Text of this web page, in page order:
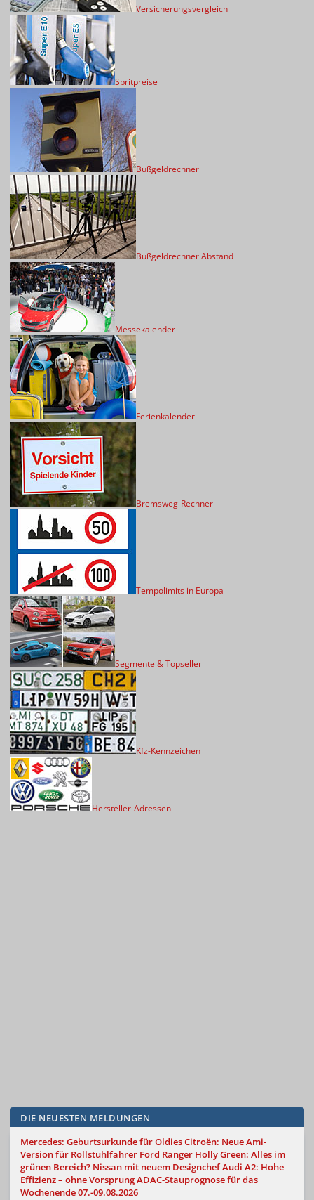
Versicherungsvergleich
Spritpreise
Bußgeldrechner
Bußgeldrechner Abstand
Messekalender
Ferienkalender
Bremsweg-Rechner
Tempolimits in Europa
Segmente & Topseller
Kfz-Kennzeichen
Hersteller-Adressen
DIE NEUESTEN MELDUNGEN
Mercedes: Geburtsurkunde für OldiesCitroën: Neue Ami-
Version für Rollstuhlfahrer Ford Ranger Holly Green: Alles im
grünen Bereich? Nissan mit neuem DesignchefAudi A2: Hohe
Effizienz – ohne VorsprungADAC-Stauprognose für das
Wochenende 07.-09.08.2026